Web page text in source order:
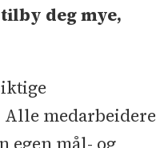
deg mye,
medarbeidere